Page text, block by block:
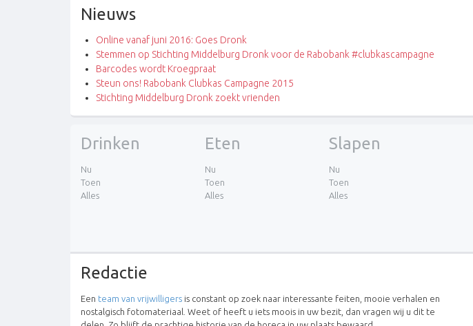
Nieuws
Online vanaf juni 2016: Goes Dronk
Stemmen op Stichting Middelburg Dronk voor de Rabobank #clubkascampagne
Barcodes wordt Kroegpraat
Steun ons! Rabobank Clubkas Campagne 2015
Stichting Middelburg Dronk zoekt vrienden
Drinken
Nu
Toen
Alles
Eten
Nu
Toen
Alles
Slapen
Nu
Toen
Alles
Redactie
Een team van vrijwilligers is constant op zoek naar interessante feiten, mooie verhalen en
nostalgisch fotomateriaal. Weet of heeft u iets moois in uw bezit, dan vragen wij u dit te